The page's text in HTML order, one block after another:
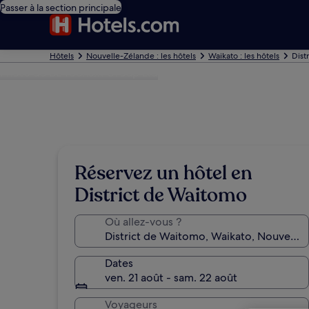
Passer à la section principale
Hôtels Nouvelle-Zélande : les hôtels Waikato : les hôtels
Réservez un hôtel en
District de Waitomo
Où allez-vous ?
Dates
ven. 21 août - sam. 22 août
Voyageurs